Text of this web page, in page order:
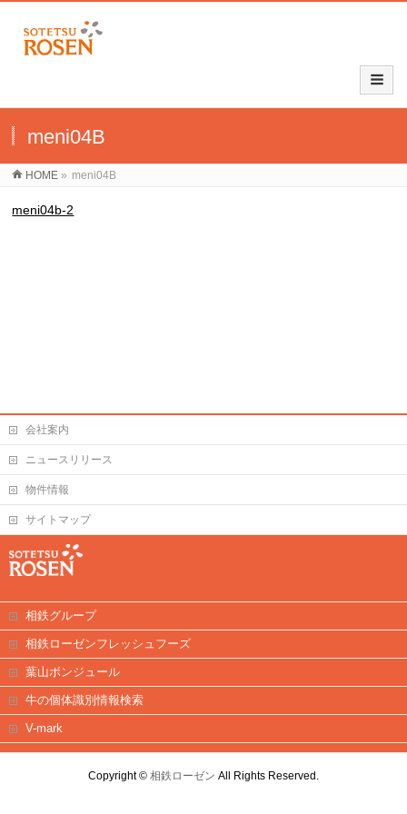
meni04B
HOME » meni04B
meni04b-2
会社案内
ニュースリリース
物件情報
サイトマップ
相鉄グループ
相鉄ローゼンフレッシュフーズ
葉山ボンジュール
牛の個体識別情報検索
V-mark
Copyright © 相鉄ローゼン All Rights Reserved.